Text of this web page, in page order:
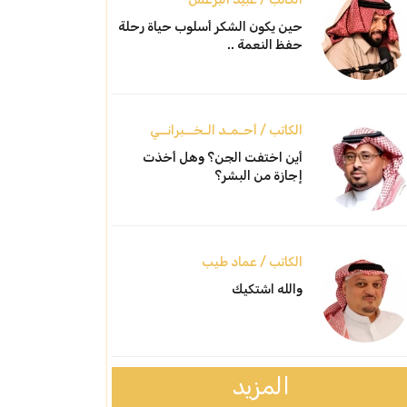
حين يكون الشكر أسلوب حياة رحلة
حفظ النعمة ..
الكاتب / أحـمـد الـخــبرانــي
أين اختفت الجن؟ وهل أخذت
إجازة من البشر؟
الكاتب / عماد طيب
والله اشتكيك
المزيد